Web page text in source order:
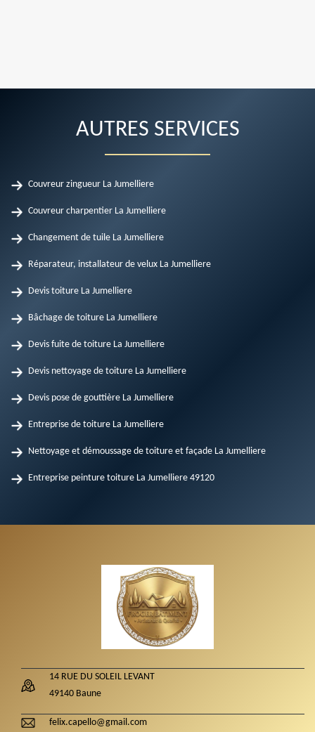
AUTRES SERVICES
Couvreur zingueur La Jumelliere
Couvreur charpentier La Jumelliere
Changement de tuile La Jumelliere
Réparateur, installateur de velux La Jumelliere
Devis toiture La Jumelliere
Bâchage de toiture La Jumelliere
Devis fuite de toiture La Jumelliere
Devis nettoyage de toiture La Jumelliere
Devis pose de gouttière La Jumelliere
Entreprise de toiture La Jumelliere
Nettoyage et démoussage de toiture et façade La Jumelliere
Entreprise peinture toiture La Jumelliere 49120
14 RUE DU SOLEIL LEVANT
49140 Baune
felix.capello@gmail.com